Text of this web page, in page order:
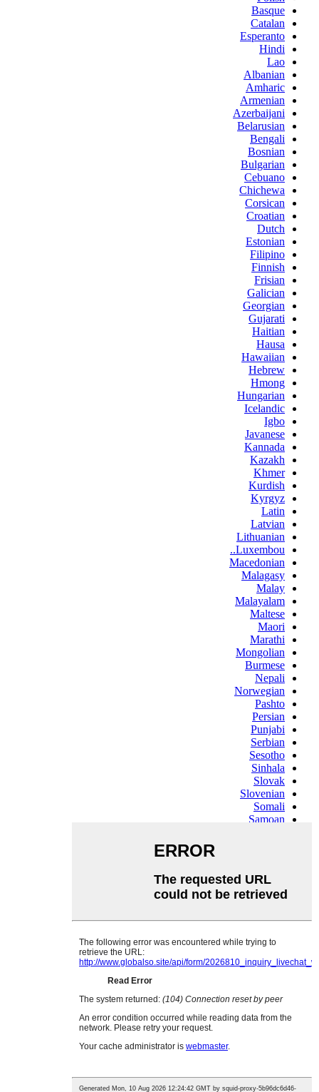
Basque
Catalan
Esperanto
Hindi
Lao
Albanian
Amharic
Armenian
Azerbaijani
Belarusian
Bengali
Bosnian
Bulgarian
Cebuano
Chichewa
Corsican
Croatian
Dutch
Estonian
Filipino
Finnish
Frisian
Galician
Georgian
Gujarati
Haitian
Hausa
Hawaiian
Hebrew
Hmong
Hungarian
Icelandic
Igbo
Javanese
Kannada
Kazakh
Khmer
Kurdish
Kyrgyz
Latin
Latvian
Lithuanian
Luxembou..
Macedonian
Malagasy
Malay
Malayalam
Maltese
Maori
Marathi
Mongolian
Burmese
Nepali
Norwegian
Pashto
Persian
Punjabi
Serbian
Sesotho
Sinhala
Slovak
Slovenian
Somali
Samoan
Swahili
Tajik
Telugu
Ukrainian
Urdu
Welsh
Xhosa
Yiddish
Tatar
Oriya